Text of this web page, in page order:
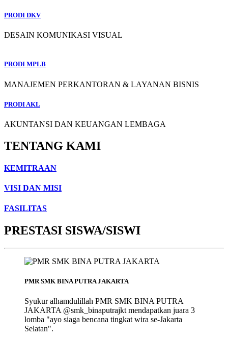
PRODI DKV
DESAIN KOMUNIKASI VISUAL
PRODI MPLB
MANAJEMEN PERKANTORAN & LAYANAN BISNIS
PRODI AKL
AKUNTANSI DAN KEUANGAN LEMBAGA
TENTANG KAMI
KEMITRAAN
VISI DAN MISI
FASILITAS
PRESTASI SISWA/SISWI
PMR SMK BINA PUTRA JAKARTA
Syukur alhamdulillah PMR SMK BINA PUTRA
JAKARTA @smk_binaputrajkt mendapatkan juara 3
lomba "ayo siaga bencana tingkat wira se-Jakarta
Selatan".